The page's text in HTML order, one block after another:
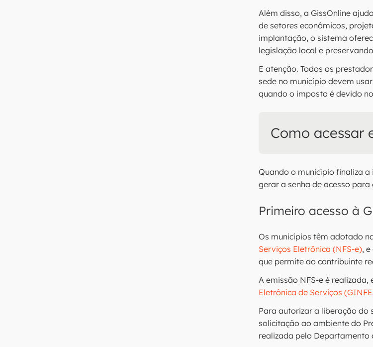
Além disso, a GissOnline
de setores econômicos,
implantação, o sistema
legislação local e
E atenção. Todos os
sede no município devem
quando o imposto é devido
Como acessar
Quando o município finaliza
gerar a senha de acesso
Primeiro acesso à
Os municípios têm adotado
Serviços Eletrônica (NFS-e),
que permite ao contribuinte
A emissão NFS-e é
Eletrônica de Serviços
Para autorizar a liberação do
solicitação ao ambiente do
realizada pelo Departamento